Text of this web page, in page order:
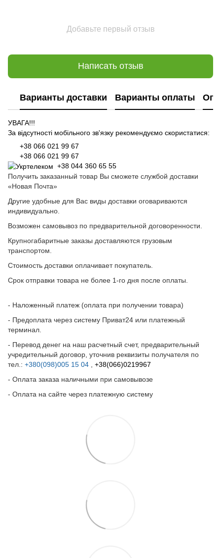
Добавьте первый отзыв
Написать отзыв
Варианты доставки Варианты оплаты
УВАГА!!!
За відсутності мобільного зв'язку рекомендуємо скористатися:
+38 066 021 99 67
+38 066 021 99 67
+38 044 360 65 55
Получить заказанный товар Вы сможете службой доставки
«Новая Почта»
Другие удобные для Вас виды доставки оговариваются
индивидуально.
Возможен самовывоз по предварительной договоренности.
Крупногабаритные заказы доставляются грузовым
транспортом.
Стоимость доставки оплачивает покупатель.
Срок отправки товара не более 1-го дня после оплаты.
- Наложенный платеж (оплата при получении товара)
- Предоплата через систему Приват24 или платежный
терминал.
- Перевод денег на наш расчетный счет, предварительный
учредительный договор, уточнив реквизиты получателя по
тел.: +380(098)005 15 04
+38(066)0219967
- Оплата заказа наличными при самовывозе
- Оплата на сайте через платежную систему